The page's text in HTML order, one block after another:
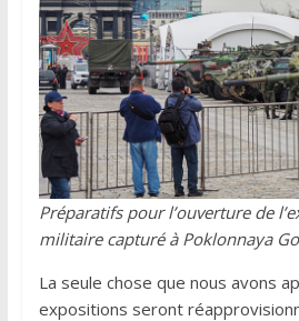
Préparatifs pour l’ouverture de
militaire capturé à Poklonnaya
La seule chose que nous avons
expositions seront